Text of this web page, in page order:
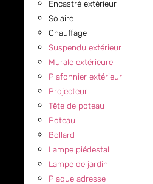
Encastré extérieur
Solaire
Chauffage
Suspendu extérieur
Murale extérieure
Plafonnier extérieur
Projecteur
Tête de poteau
Poteau
Bollard
Lampe piédestal
Lampe de jardin
Plaque adresse